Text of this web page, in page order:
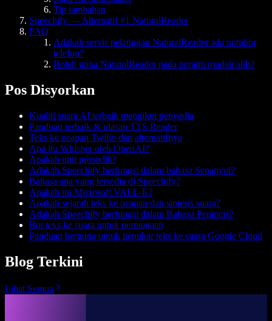
Tip tambahan
Speechify — Alternatif #1 NaturalReader
FAQ
Adakah servis pelanggan NaturalReader ada nombor
telefon?
Boleh guna NaturalReader pada peranti mudah alih?
Pos Disyorkan
Kualiti suara AI terbaik mengikut penyedia
Panduan terbaik & ulasan TTS Reader
Teks ke ucapan Twilio dan alternatifnya
Apa itu Whisper oleh OpenAI?
Apakah unit prosodik?
Adakah Speechify berfungsi dalam bahasa Sepanyol?
Bahasa apa yang tersedia di Speechify?
Apakah itu Microsoft VALL-E?
Apakah sejarah teks ke ucapan dan sintesis suara?
Adakah Speechify berfungsi dalam Bahasa Perancis?
Bot teks ke suara untuk perniagaan
Panduan berguna untuk penukar teks ke suara Google Cloud
Blog Terkini
Lihat Semua